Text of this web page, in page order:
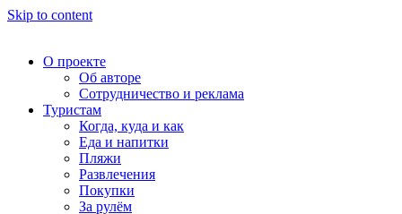
Skip to content
О проекте
Об авторе
Сотрудничество и реклама
Туристам
Когда, куда и как
Еда и напитки
Пляжи
Развлечения
Покупки
За рулём